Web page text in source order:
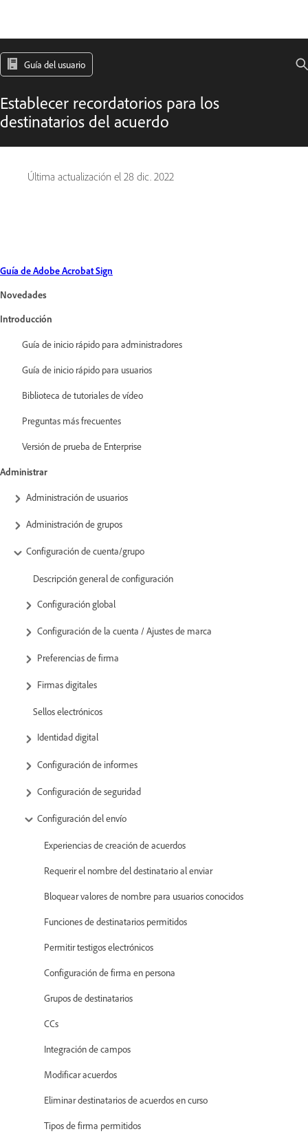
Guía del usuario
Establecer recordatorios para los
destinatarios del acuerdo
Última actualización el 28 dic. 2022
Guía de Adobe Acrobat Sign
Novedades
Introducción
Guía de inicio rápido para administradores
Guía de inicio rápido para usuarios
Biblioteca de tutoriales de vídeo
Preguntas más frecuentes
Versión de prueba de Enterprise
Administrar
Administración de usuarios
Administración de grupos
Configuración de cuenta/grupo
Descripción general de configuración
Configuración global
Configuración de la cuenta / Ajustes de marca
Preferencias de firma
Firmas digitales
Sellos electrónicos
Identidad digital
Configuración de informes
Configuración de seguridad
Configuración del envío
Experiencias de creación de acuerdos
Requerir el nombre del destinatario al enviar
Bloquear valores de nombre para usuarios conocidos
Funciones de destinatarios permitidos
Permitir testigos electrónicos
Configuración de firma en persona
Grupos de destinatarios
CCs
Integración de campos
Modificar acuerdos
Eliminar destinatarios de acuerdos en curso
Tipos de firma permitidos